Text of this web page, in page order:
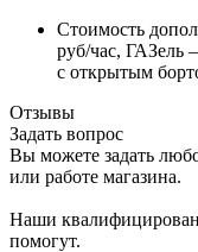
Стоимость
руб/час, ГАЗель
с открытым
Отзывы
Задать вопрос
Вы можете задать
или работе магазина.
Наши
помогут.